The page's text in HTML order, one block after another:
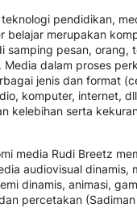
pendidikan,
belajar merupakan
samping pesan, orang,
dalam proses
jenis dan format
komputer, internet,
kelebihan serta
media Rudi Breetz
audiovisual dinamis,
dinamis, animasi,
percetakan